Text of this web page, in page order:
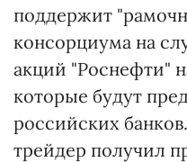
поддержит
консорциума на
акций "Роснефти"
которые будут
российских
трейдер получил